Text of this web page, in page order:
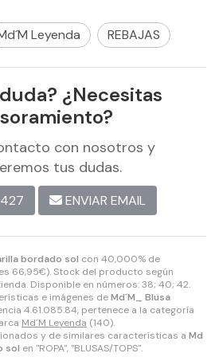
bordado sol con 40,000% de
66,95€). Stock del producto según
Disponible en números: 38; 40; 42.
e imágenes deMd´M_ Blusa
4.61.085.84, pertenece a la categoría
Md´M Leyenda (140).
y de similares características a Md
sol en "ROPA", "BLUSAS/TOPS".
Leyenda REBAJAS
¿Necesitas
con nosotros y
tus dudas.
ENVIAR EMAIL